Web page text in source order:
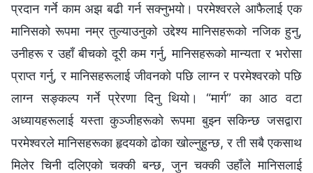
प्रदान गर्ने काम अझ बढी गर्न सक्‍नुभयो। परमेश्‍वरले आफैलाई एक
मानिसको रूपमा नम्र तुल्याउनुको उद्देश्य मानिसहरूको नजिक हुनु,
उनीहरू र उहाँ बीचको दूरी कम गर्नु, मानिसहरूको मान्यता र भरोसा
प्राप्त गर्नु, र मानिसहरूलाई जीवनको पछि लाग्न र परमेश्‍वरको पछि
लाग्‍न सङ्कल्‍प गर्ने प्रेरणा दिनु थियो। “मार्ग” का आठ वटा
अध्यायहरूलाई यस्ता कुञ्जीहरूको रूपमा बुझ्न सकिन्छ जसद्वारा
परमेश्‍वरले मानिसहरूका हृदयको ढोका खोल्नुहुन्छ, र ती सबै एकसाथ
मिलेर चिनी दलिएको चक्‍की बन्छ, जुन चक्‍की उहाँले मानिसलाई